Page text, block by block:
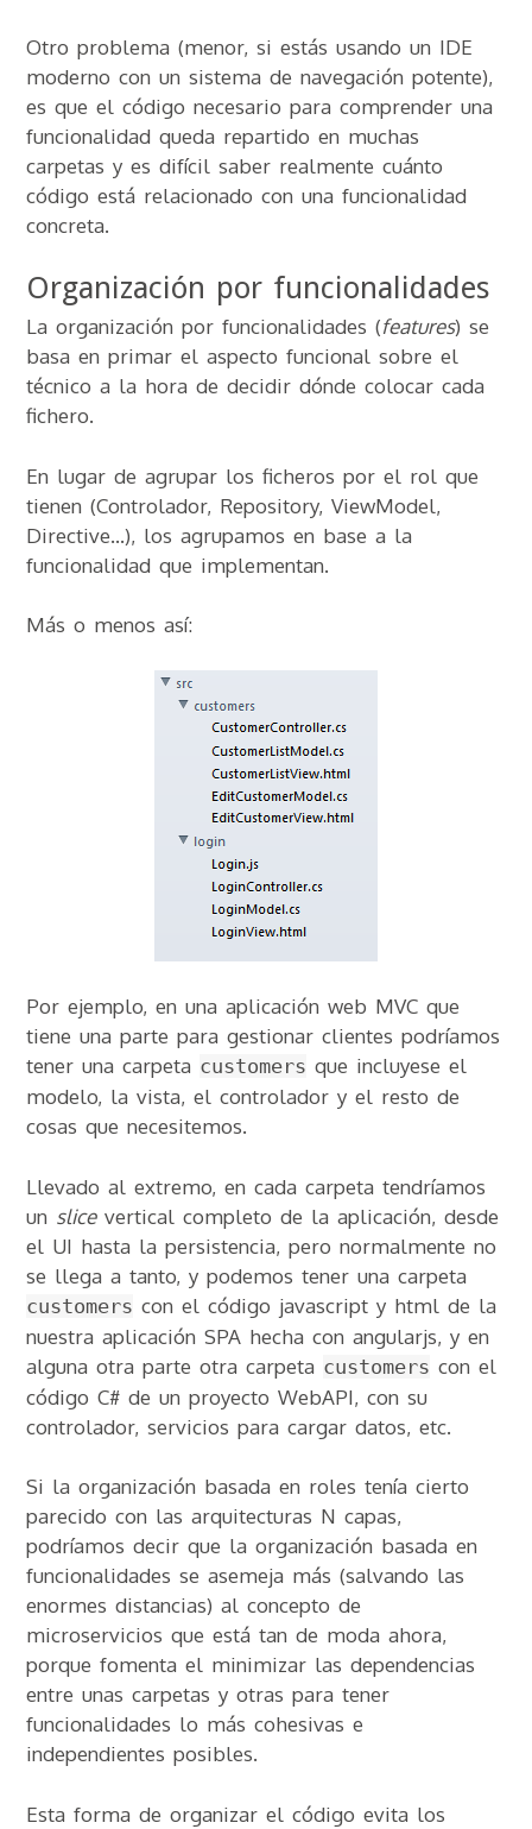
Otro problema (menor, si estás usando un IDE
moderno con un sistema de navegación potente),
es que el código necesario para comprender una
funcionalidad queda repartido en muchas
carpetas y es difícil saber realmente cuánto
código está relacionado con una funcionalidad
concreta.
Organización por funcionalidades
La organización por funcionalidades (features) se
basa en primar el aspecto funcional sobre el
técnico a la hora de decidir dónde colocar cada
fichero.
En lugar de agrupar los ficheros por el rol que
tienen (Controlador, Repository, ViewModel,
Directive…), los agrupamos en base a la
funcionalidad que implementan.
Más o menos así:
Por ejemplo, en una aplicación web MVC que
tiene una parte para gestionar clientes podríamos
tener una carpeta customers que incluyese el
modelo, la vista, el controlador y el resto de
cosas que necesitemos.
Llevado al extremo, en cada carpeta tendríamos
un slicevertical completo de la aplicación, desde
el UI hasta la persistencia, pero normalmente no
se llega a tanto, y podemos tener una carpeta
customers con el código javascript y html de la
nuestra aplicación SPA hecha con angularjs, y en
alguna otra parte otra carpeta customers con el
código C# de un proyecto WebAPI, con su
controlador, servicios para cargar datos, etc.
Si la organización basada en roles tenía cierto
parecido con las arquitecturas N capas,
podríamos decir que la organización basada en
funcionalidades se asemeja más (salvando las
enormes distancias) al concepto de
microservicios que está tan de moda ahora,
porque fomenta el minimizar las dependencias
entre unas carpetas y otras para tener
funcionalidades lo más cohesivas e
independientes posibles.
Esta forma de organizar el código evita los